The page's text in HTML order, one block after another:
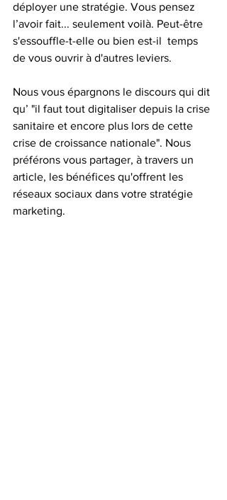
déployer une stratégie. Vous pensez
l’avoir fait... seulement voilà. Peut-être
s'essouffle-t-elle ou bien est-il  temps
de vous ouvrir à d'autres leviers.
Nous vous épargnons le discours qui dit
qu’ "il faut tout digitaliser depuis la crise
sanitaire et encore plus lors de cette
crise de croissance nationale". Nous
préférons vous partager, à travers un
article, les bénéfices qu'offrent les
réseaux sociaux dans votre stratégie
marketing.